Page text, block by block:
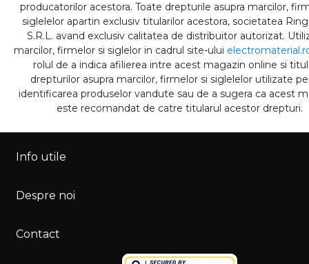
producatorilor acestora. Toate drepturile asupra marcilor,
siglelelor apartin exclusiv titularilor acestora, societatea
S.R.L. avand exclusiv calitatea de distribuitor autorizat.
marcilor, firmelor si siglelor in cadrul site-ului
rolul de a indica afilierea intre acest magazin online si
drepturilor asupra marcilor, firmelor si siglelelor utilizate
identificarea produselor vandute sau de a sugera ca acest
este recomandat de catre titularul acestor drepturi.
Info utile
Despre noi
Contact